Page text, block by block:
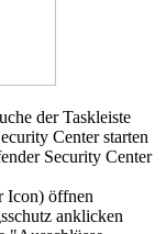
der Taskleiste
Center starten
Security Center
Icon) öffnen
anklicken